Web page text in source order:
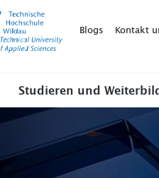
WildauBlogs Kontakt
Studieren und